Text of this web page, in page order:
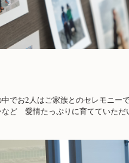
でお2 人はご家族とのセレモニー
ど 愛情たっぷりに育てていただ